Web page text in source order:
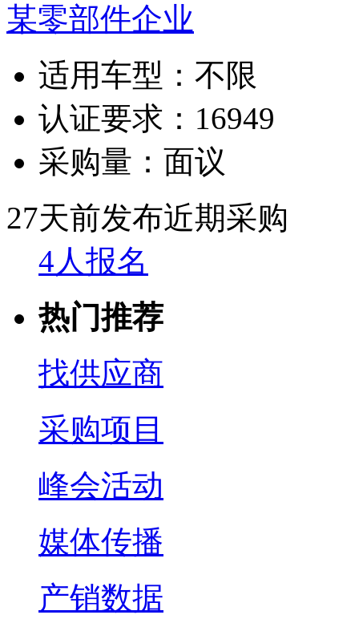
某零部件企业
适用车型： 不限
认证要求： 16949
采购量： 面议
27天前发布近期采购
4人报名
热门推荐
找供应商
采购项目
峰会活动
媒体传播
产销数据